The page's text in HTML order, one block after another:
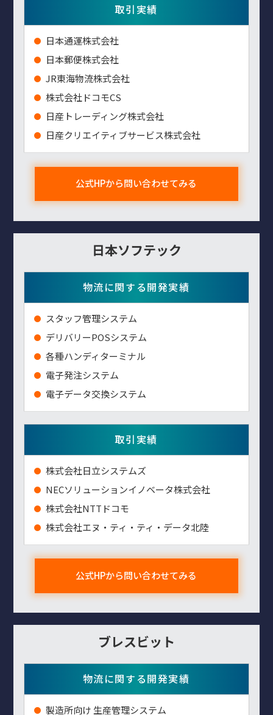
取引実績
⽇本通運株式会社
⽇本郵便株式会社
JR東海物流株式会社
株式会社ドコモCS
日産トレーディング株式会社
日産クリエイティブサービス株式会社
公式HPから問い合わせてみる
日本ソフテック
物流に関する開発実績
スタッフ管理システム
デリバリーPOSシステム
各種ハンディターミナル
電子発注システム
電子データ交換システム
取引実績
株式会社日立システムズ
NECソリューションイノベータ株式会社
株式会社NTTドコモ
株式会社エヌ・ティ・ティ・データ北陸
公式HPから問い合わせてみる
ブレスビット
物流に関する開発実績
製造所向け 生産管理システム